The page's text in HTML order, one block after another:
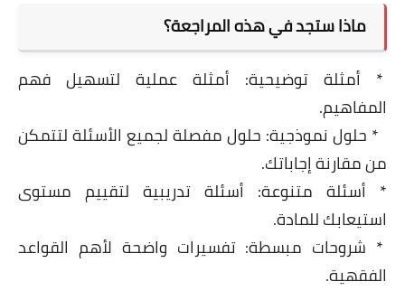
ماذا ستجد في هذه المراجعة؟
* أمثلة توضيحية: أمثلة عملية لتسهيل فهم
المفاهيم.
* حلول نموذجية: حلول مفصلة لجميع الأسئلة لتتمكن
من مقارنة إجاباتك.
* أسئلة متنوعة: أسئلة تدريبية لتقييم مستوى
استيعابك للمادة.
* شروحات مبسطة: تفسيرات واضحة لأهم القواعد
الفقهية.